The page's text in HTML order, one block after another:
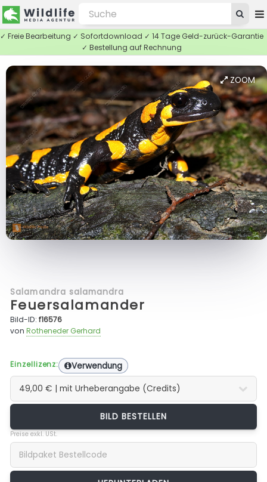
✓ Freie Bearbeitung ✓ Sofortdownload ✓ 14 Tage Geld-zurück-Garantie
✓ Bestellung auf Rechnung
ZOOM
Salamandra salamandra
Feuersalamander
Bild-ID:f16576
vonRotheneder Gerhard
Einzellizenz: Verwendung
BILD BESTELLEN
Preise exkl. USt.